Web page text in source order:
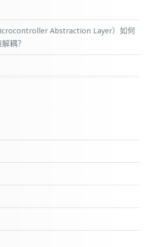
Abstraction Layer）如何
耦？